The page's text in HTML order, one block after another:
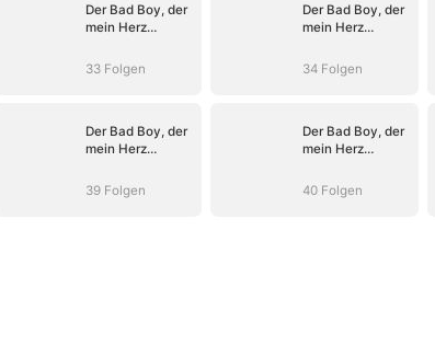
Der Bad Boy, der
mein Herz
33 Folgen
Der Bad Boy, der
mein Herz
34 Folgen
Der Bad Boy, der
mein Herz
39 Folgen
Der Bad Boy, der
mein Herz
40 Folgen